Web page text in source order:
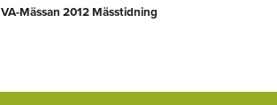
VA-Mässan 2012 Mässtidning